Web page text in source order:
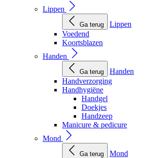
Lippen
Ga terug
Lippen
Voedend
Koortsblazen
Handen
Ga terug
Handen
Handverzorging
Handhygiëne
Handgel
Doekjes
Handzeep
Manicure & pedicure
Mond
Ga terug
Mond